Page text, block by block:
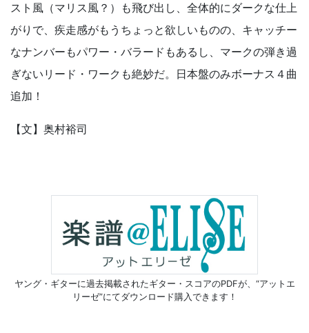
スト風（マリス風？）も飛び出し、全体的にダークな仕上
がりで、疾走感がもうちょっと欲しいものの、キャッチー
なナンバーもパワー・バラードもあるし、マークの弾き過
ぎないリード・ワークも絶妙だ。日本盤のみボーナス４曲
追加！
【文】奥村裕司
ヤング・ギターに過去掲載されたギター・スコアのPDFが、 “アットエ
リーゼ”にてダウンロード購入できます！